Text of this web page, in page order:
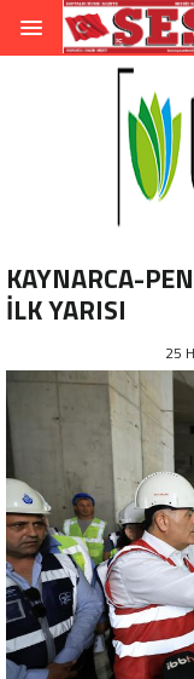
KAYNARCA-
İLK YARISI
25